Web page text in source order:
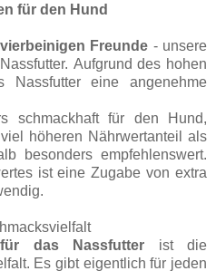
für den Hund
vierbeinigen Freunde - unsere
Aufgrund des hohen
Nassfutter eine angenehme
schmackhaft für den Hund,
höheren Nährwertanteil als
besonders empfehlenswert.
ist eine Zugabe von extra
das Nassfutter ist die
Es gibt eigentlich für jeden